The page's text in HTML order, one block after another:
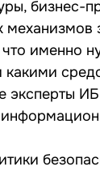
бизнес-
механизмов
именно
какими
эксперты